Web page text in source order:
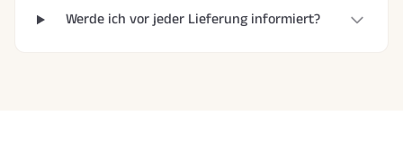
Werde ich vor jeder Lieferung informiert?